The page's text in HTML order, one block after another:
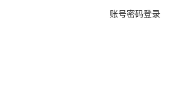
账号密码登录